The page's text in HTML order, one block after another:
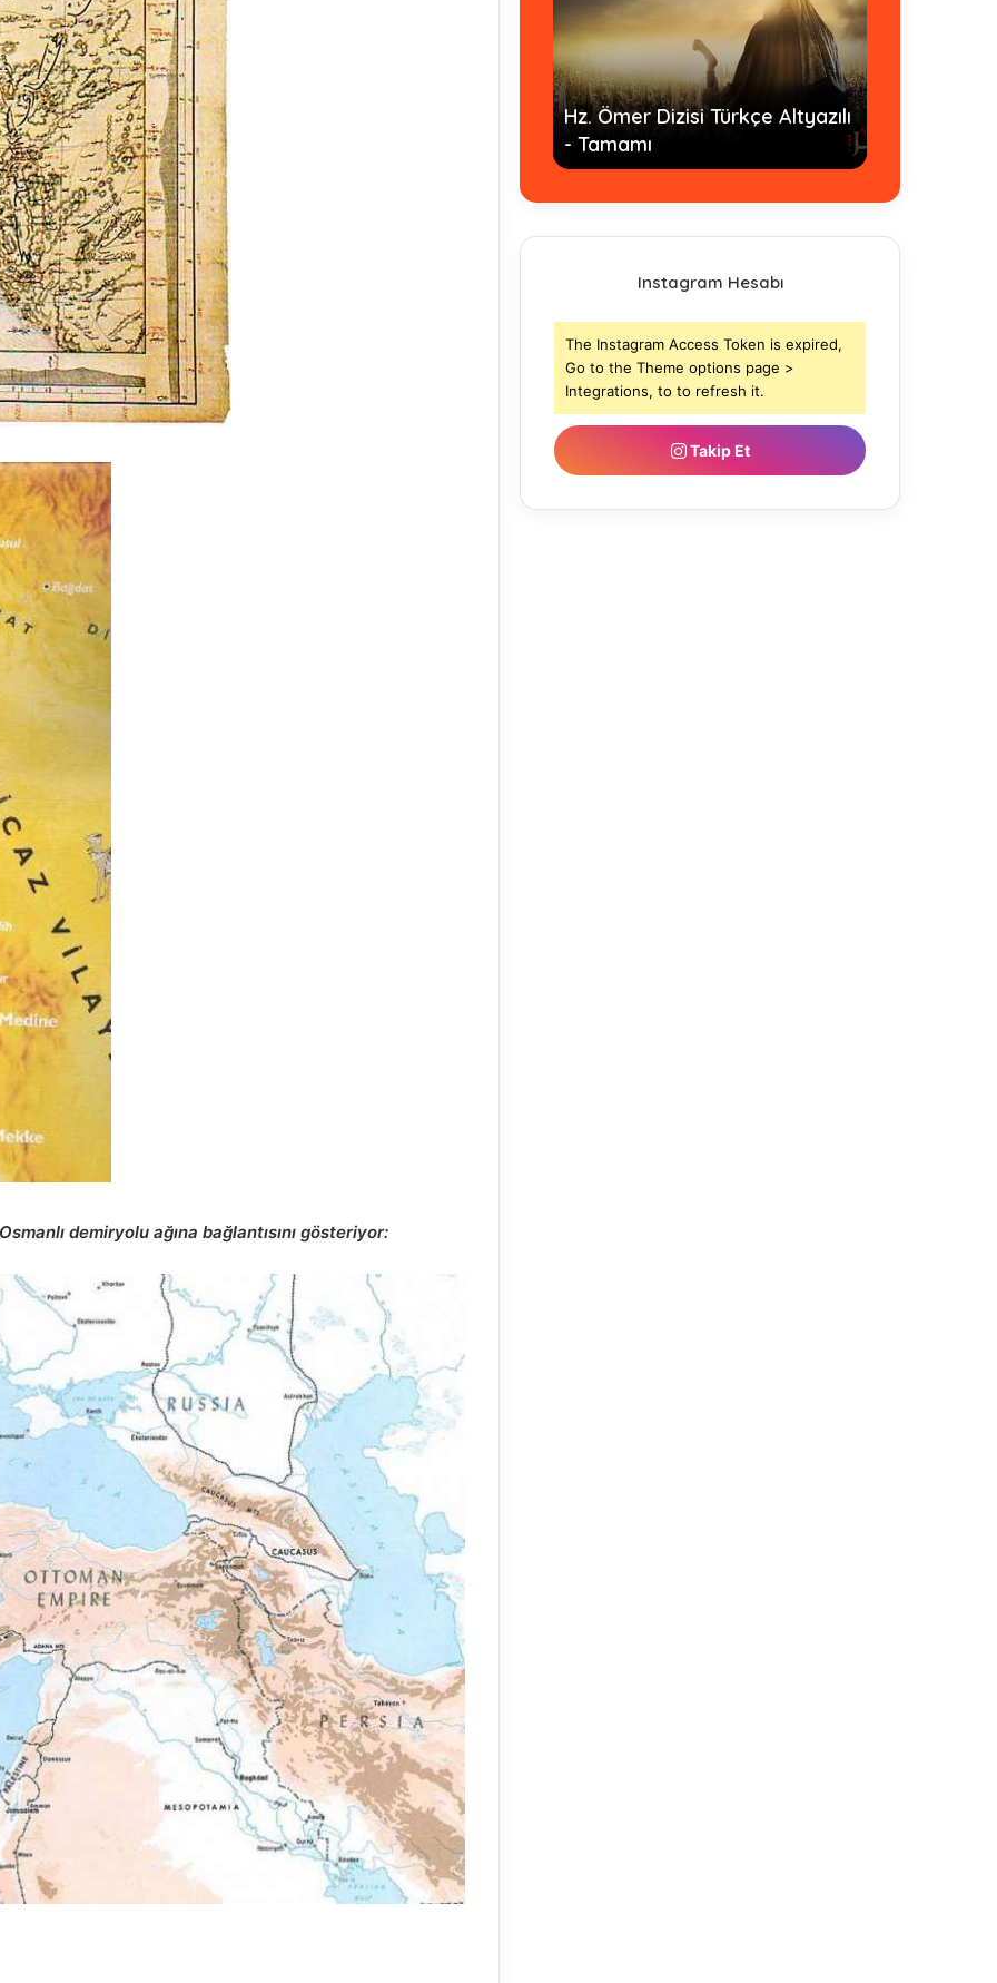
demiryolu ağına bağlantısını gösteriyor:
ve Hüseyin Dizisi
İmam Ahmed bin Hanbel Dizisi
- Tamamı
Instagram Hesabı
The Instagram Access Token is expired,
Go to the Theme options page >
Integrations, to to refresh it.
Takip Et